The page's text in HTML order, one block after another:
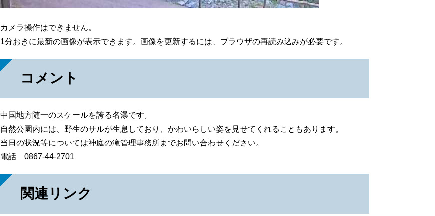
カメラ操作はできません。
1分おきに最新の画像が表示できます。画像を更新するには、ブラウザの再読み込みが必要です。
コメント
中国地方随一のスケールを誇る名瀑です。
自然公園内には、野生のサルが生息しており、かわいらしい姿を見せてくれることもあります。
当日の状況等については神庭の滝管理事務所までお問い合わせください。
電話 0867-44-2701
関連リンク